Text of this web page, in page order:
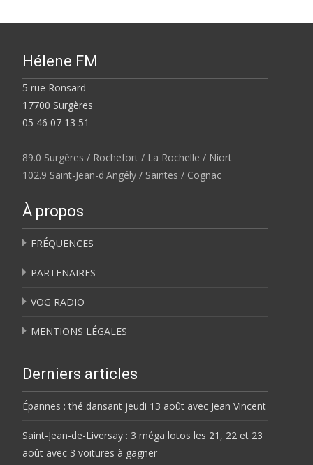
Hélene FM
5 rue Ronsard
17700 Surgères
05 46 07 13 51
89.0 Surgères / Rochefort / La Rochelle / Niort
102.9 Saint-Jean-d'Angély / Saintes / Cognac
À propos
FRÉQUENCES
PARTENAIRES
VOG RADIO
MENTIONS LÉGALES
Derniers articles
Épannes : thé dansant jeudi 13 août avec Jean Vincent
Saint-Jean-de-Liversay : 3 méga lotos les 21, 22 et 23
août avec 3 voitures à gagner